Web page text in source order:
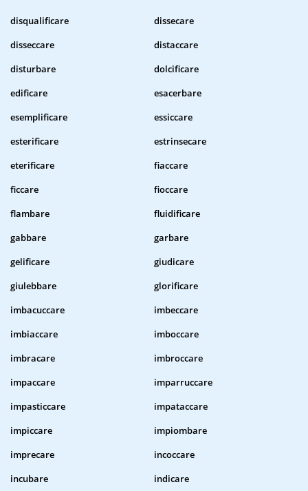
disqualificare
dissecare
disseccare
distaccare
disturbare
dolcificare
edificare
esacerbare
esemplificare
essiccare
esterificare
estrinsecare
eterificare
fiaccare
ficcare
fioccare
flambare
fluidificare
gabbare
garbare
gelificare
giudicare
giulebbare
glorificare
imbacuccare
imbeccare
imbiaccare
imboccare
imbracare
imbroccare
impaccare
imparruccare
impasticcare
impataccare
impiccare
impiombare
imprecare
incoccare
incubare
indicare